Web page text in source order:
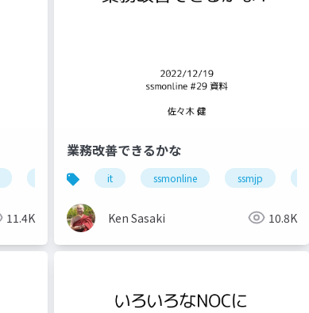
bakuchiku ssmonline ネットワーク
11.4K
業務改善できるかな
it ssmonline ssmjp
Ken Sasaki 10.8K